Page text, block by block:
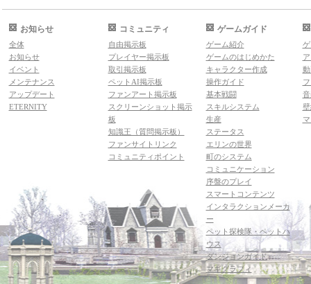
お知らせ
全体
お知らせ
イベント
メンテナンス
アップデート
ETERNITY
コミュニティ
自由掲示板
プレイヤー掲示板
取引掲示板
ペットAI掲示板
ファンアート掲示板
スクリーンショット掲示
板
知識王（質問掲示板）
ファンサイトリンク
コミュニティポイント
ゲームガイド
ゲーム紹介
ゲームのはじめかた
キャラクター作成
操作ガイド
基本戦闘
スキルシステム
生産
ステータス
エリンの世界
町のシステム
コミュニケーション
序盤のプレイ
スマートコンテンツ
インタラクションメーカ
ー
ペット探検隊・ペットハ
ウス
ダンジョンガイド
マギグラフィ